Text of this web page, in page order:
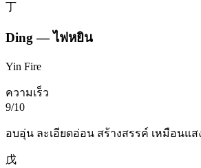
丁
Ding —ไฟหยิน
Yin Fire
ความเร็ว
9/10
อบอุ่น ละเอียดอ่อน สร้างสรรค์ เหมือนแส
戊